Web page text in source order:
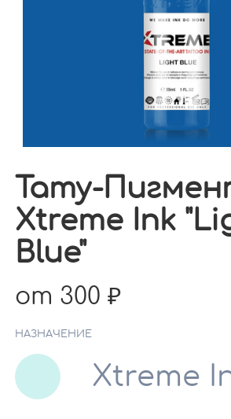
Тату-
Xtreme Ink
Blue"
от 300
НАЗНАЧЕНИЕ
Xtreme